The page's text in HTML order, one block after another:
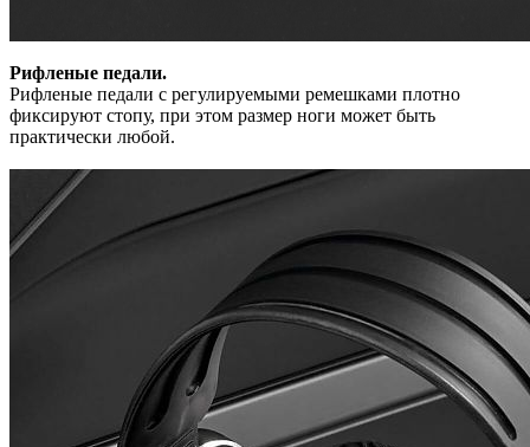
Рифленые педали.
Рифленые педали с регулируемыми ремешками плотно
фиксируют стопу, при этом размер ноги может быть
практически любой.